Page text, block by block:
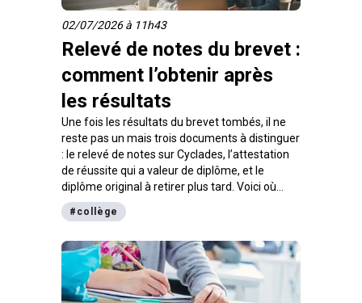
02/07/2026 à 11h43
Relevé de notes du brevet :
comment l’obtenir après
les résultats
Une fois les résultats du brevet tombés, il ne
reste pas un mais trois documents à distinguer
: le relevé de notes sur Cyclades, l’attestation
de réussite qui a valeur de diplôme, et le
diplôme original à retirer plus tard. Voici où
chacun se trouve, à quoi il sert et à quelle date.
# collège